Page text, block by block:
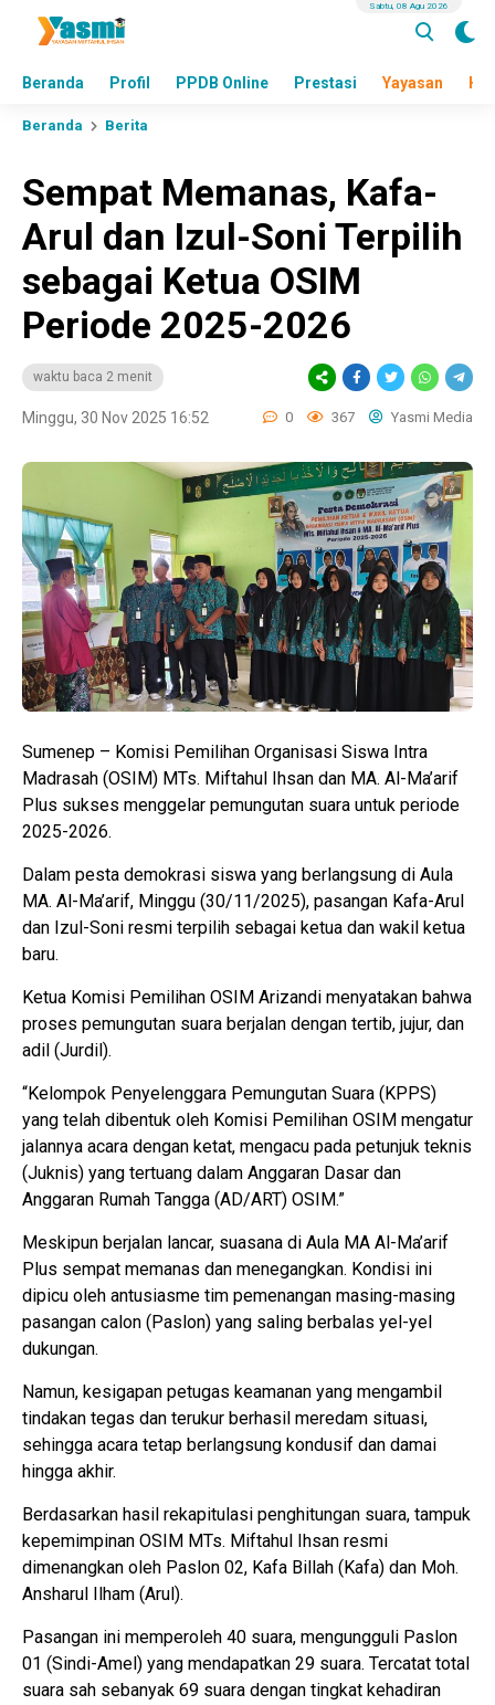
Beranda Profil PPDB Online Prestasi Yayasan
Sabtu, 08 Agu 2026
Beranda Berita
Sempat Memanas, Kafa-
Arul dan Izul-Soni Terpilih
sebagai Ketua OSIM
Periode 2025-2026
waktu baca 2 menit
Minggu, 30 Nov 2025 16:52 0 367 Yasmi Media
Sumenep – Komisi Pemilihan Organisasi Siswa Intra
Madrasah (OSIM) MTs. Miftahul Ihsan dan MA. Al-Ma’arif
Plus sukses menggelar pemungutan suara untuk periode
2025-2026.
Dalam pesta demokrasi siswa yang berlangsung di Aula
MA. Al-Ma’arif, Minggu (30/11/2025), pasangan Kafa-Arul
dan Izul-Soni resmi terpilih sebagai ketua dan wakil ketua
baru.
Ketua Komisi Pemilihan OSIM Arizandi menyatakan bahwa
proses pemungutan suara berjalan dengan tertib, jujur, dan
adil (Jurdil).
“Kelompok Penyelenggara Pemungutan Suara (KPPS)
yang telah dibentuk oleh Komisi Pemilihan OSIM mengatur
jalannya acara dengan ketat, mengacu pada petunjuk teknis
(Juknis) yang tertuang dalam Anggaran Dasar dan
Anggaran Rumah Tangga (AD/ART) OSIM.”
Meskipun berjalan lancar, suasana di Aula MA Al-Ma’arif
Plus sempat memanas dan menegangkan. Kondisi ini
dipicu oleh antusiasme tim pemenangan masing-masing
pasangan calon (Paslon) yang saling berbalas yel-yel
dukungan.
Namun, kesigapan petugas keamanan yang mengambil
tindakan tegas dan terukur berhasil meredam situasi,
sehingga acara tetap berlangsung kondusif dan damai
hingga akhir.
Berdasarkan hasil rekapitulasi penghitungan suara, tampuk
kepemimpinan OSIM MTs. Miftahul Ihsan resmi
dimenangkan oleh Paslon 02, Kafa Billah (Kafa) dan Moh.
Ansharul Ilham (Arul).
Pasangan ini memperoleh 40 suara, mengungguli Paslon
01 (Sindi-Amel) yang mendapatkan 29 suara. Tercatat total
suara sah sebanyak 69 suara dengan tingkat kehadiran